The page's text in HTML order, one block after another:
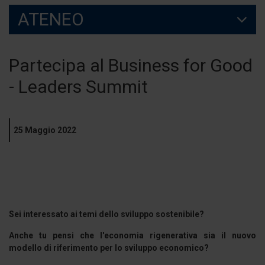
ATENEO
Partecipa al Business for Good
- Leaders Summit
25 Maggio 2022
Sei interessato ai temi dello sviluppo sostenibile?
Anche tu pensi che l'economia rigenerativa sia il nuovo
modello di riferimento per lo sviluppo economico?